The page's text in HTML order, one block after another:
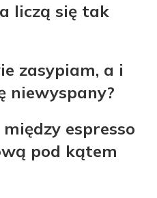
liczą się tak
zasypiam, a i
niewyspany?
espresso
pod kątem